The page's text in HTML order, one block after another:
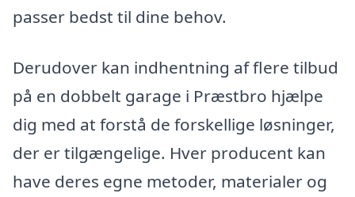
passer bedst til dine behov.
Derudover kan indhentning af flere tilbud
på en dobbelt garage i Præstbro hjælpe
dig med at forstå de forskellige løsninger,
der er tilgængelige. Hver producent kan
have deres egne metoder, materialer og